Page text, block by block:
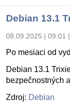
Debian 13.1
08.09.2025 | 09:01 |
Po mesiaci od
Debian 13.1
bezpečnostných
Zdroj: Debian